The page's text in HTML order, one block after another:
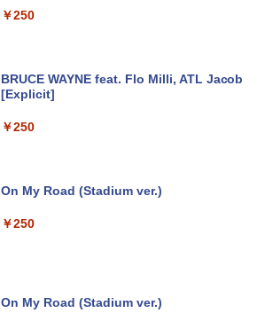
11 A4サイズ 15型以上 メーカー 富士通 N
EC 等 CPU Intel Cel 第6世代 メモリ4GB
HDMI対応 送料無料 訳あり品
【期間限定破格金額！】新生活 新古品 W
Webカメラ zoom 軽量薄型 無線 型番更
47 (Late 2014) 【 macOS Monterey 12.
7.6 / i7(3GHz) / メモリ:16GB / HDD:1.1
業務用 電話機 本体】
HP ProDesk 400 G6 DM 【Core i5 1050
￥32,980
21.5インチ 100Hz FHD VAパネル スピー
カー搭載 ブルーライト軽減 ノングレアタ
視野角 178° Adaptive-Sync対応 MAXZ
応 テレワーク 在宅勤務 法人向け オフィ
￥25,249
特装版 （プレミアムKC） [ ナガノ ]
￥2,420
Anker Soundcore P31i ブラック
Anker Soundcore Liberty 5 ミッドナイトブ
【2026年アップグレード版】AOKIMI ワイヤ
￥250
BRUCE WAYNE feat. Flo Milli, ATL Jacob
[Explicit]
￥250
On My Road (Stadium ver.)
￥250
On My Road (Stadium ver.)